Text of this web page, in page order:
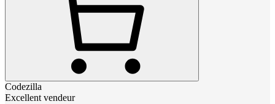
Codezilla
Excellent vendeur